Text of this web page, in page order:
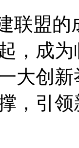
盟的
，成
大创
，引